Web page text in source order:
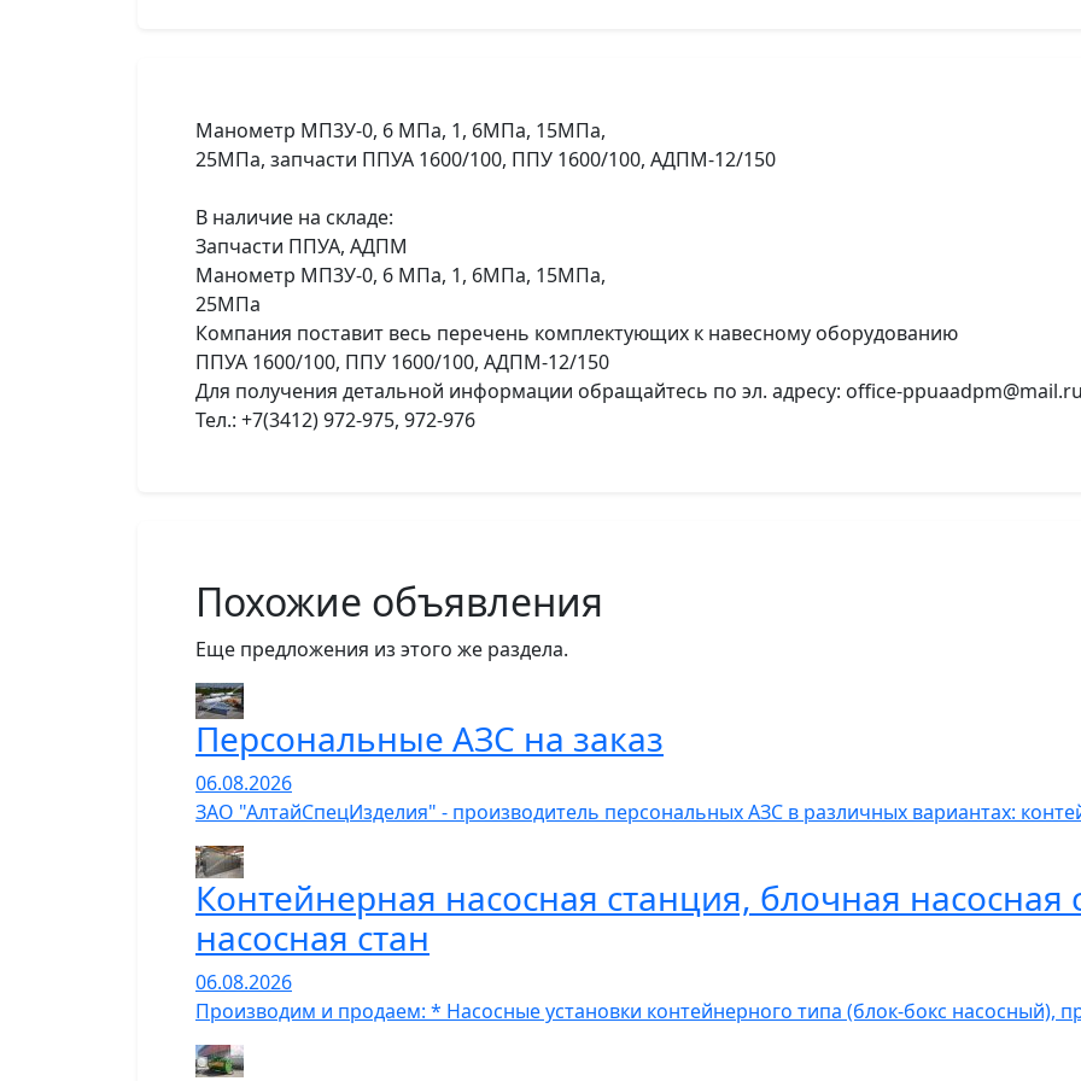
Манометр МП3У-0, 6 МПа, 1, 6МПа, 15МПа,
25МПа, запчасти ППУА 1600/100, ППУ 1600/100, АДПМ-12/150
В наличие на складе:
Запчасти ППУА, АДПМ
Манометр МП3У-0, 6 МПа, 1, 6МПа, 15МПа,
25МПа
Компания поставит весь перечень комплектующих к навесному оборудованию
ППУА 1600/100, ППУ 1600/100, АДПМ-12/150
Для получения детальной информации обращайтесь по эл. адресу: office-
Тел.: +7(3412) 972-975, 972-976
Похожие объявления
Еще предложения из этого же раздела.
Персональные АЗС на заказ
06.08.2026
ЗАО "АлтайСпецИзделия" - производитель персональных АЗС в различных вариантах:
Контейнерная насосная станция, блочная
насосная стан
06.08.2026
Производим и продаем: * Насосные установки контейнерного типа (блок-бокс насосный),